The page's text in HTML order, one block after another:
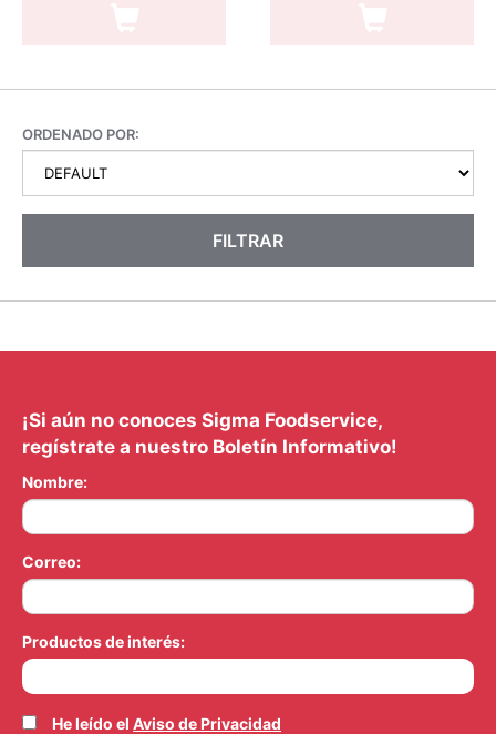
ORDENADO POR:
FILTRAR
¡Si aún no conoces Sigma Foodservice,
regístrate a nuestro Boletín Informativo!
Nombre:
Correo:
Productos de interés:
He leído el Aviso de Privacidad